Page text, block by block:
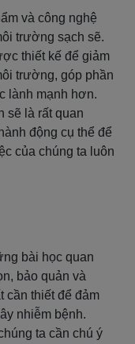
và công nghệ
trường sạch sẽ.
thiết kế để giảm
trường, góp phần
lành mạnh hơn.
sẽ là rất quan
động cụ thể để
của chúng ta luôn
bài học quan
bảo quản và
cần thiết để đảm
nhiễm bệnh.
ta cần chú ý